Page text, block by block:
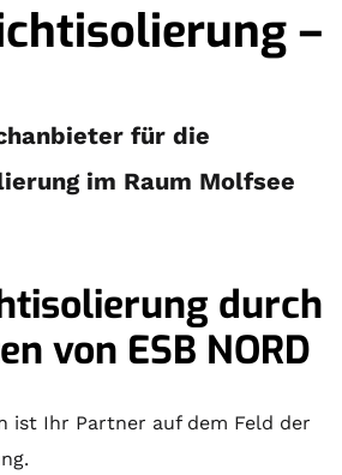
–
für die
im Raum Molfsee
durch
von ESB NORD
ist Ihr Partner auf dem Feld der